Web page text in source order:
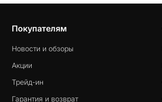
Покупателям
Новости и обзоры
Акции
Трейд-ин
Гарантия и возврат